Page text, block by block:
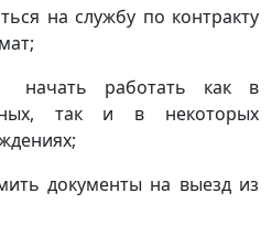
на службу по контракту
работать как в
так и в некоторых
документы на выезд из